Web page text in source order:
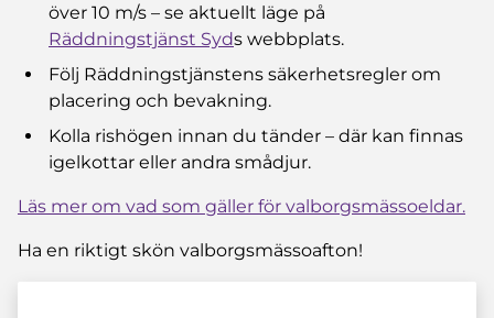
över 10 m/s – se aktuellt läge på
Räddningstjänst Syds webbplats.
Följ Räddningstjänstens säkerhetsregler om
placering och bevakning.
Kolla rishögen innan du tänder – där kan finnas
igelkottar eller andra smådjur.
Läs mer om vad som gäller för valborgsmässoeldar.
Ha en riktigt skön valborgsmässoafton!